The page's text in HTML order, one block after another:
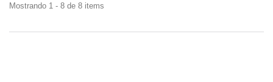
Mostrando 1 - 8 de 8 items